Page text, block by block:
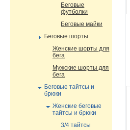
Беговые
футболки
Беговые майки
Беговые шорты
Женские шорты для
бега
Мужские шорты для
бега
Беговые тайтсы и
брюки
Женские беговые
тайтсы и брюки
3/4 тайтсы